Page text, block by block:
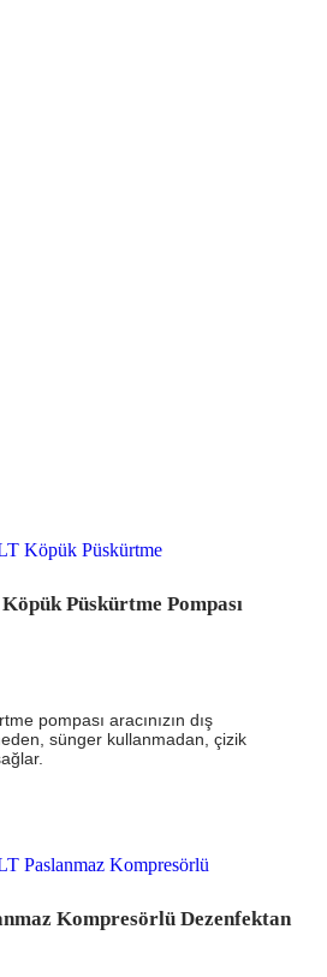
Püskürtme Pompası
pompası aracınızın dış
sünger kullanmadan, çizik
Kompresörlü Dezenfektan